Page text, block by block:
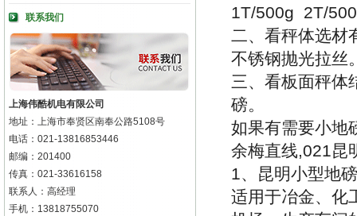
联系我们
上海伟酷机电有限公司
地址：上海市奉贤区南奉公路5108号
电话：021-13816853446
邮编：201400
传真：021-33616158
联系人：高经理
手机：13818755070
1T/500g 2T/
二、看秤体选材
不锈钢抛光拉丝
三、看板面秤体
磅。
如果有需要小地
余梅直线,021昆
1、昆明小型地
适用于冶金、化